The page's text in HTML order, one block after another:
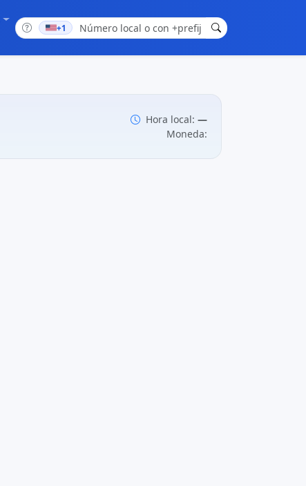
+1
Hora local: —
Moneda: